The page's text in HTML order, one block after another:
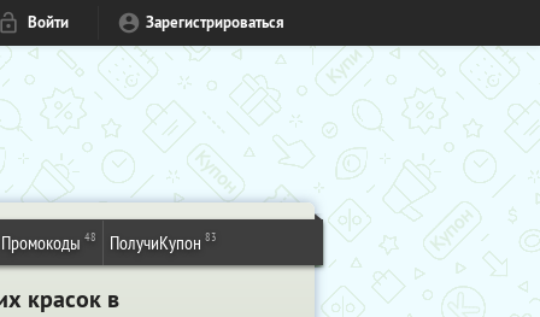
Войти Зарегистрироваться
Промокоды 48 ПолучиКупон 83
красок в